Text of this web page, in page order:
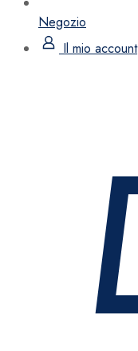
Negozio
Il mio account